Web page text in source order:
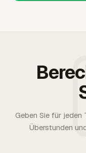
Geben Sie für jeden
Überstunden